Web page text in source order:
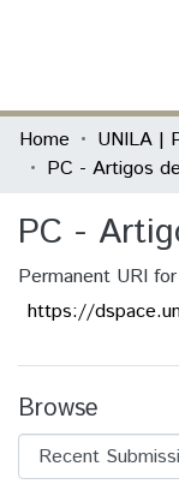
Communities &
All of DSpace
Statistics
Home
UNILA |
PC - Artigos
PC -
Permanent URI
https://
Browse